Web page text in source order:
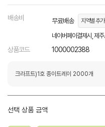
배송비 무료배송 지역별 추
네이버페이결제시, 제
상품코드 1000002388
크라프트)1호 종이트레이 2000개
선택 상품 금액